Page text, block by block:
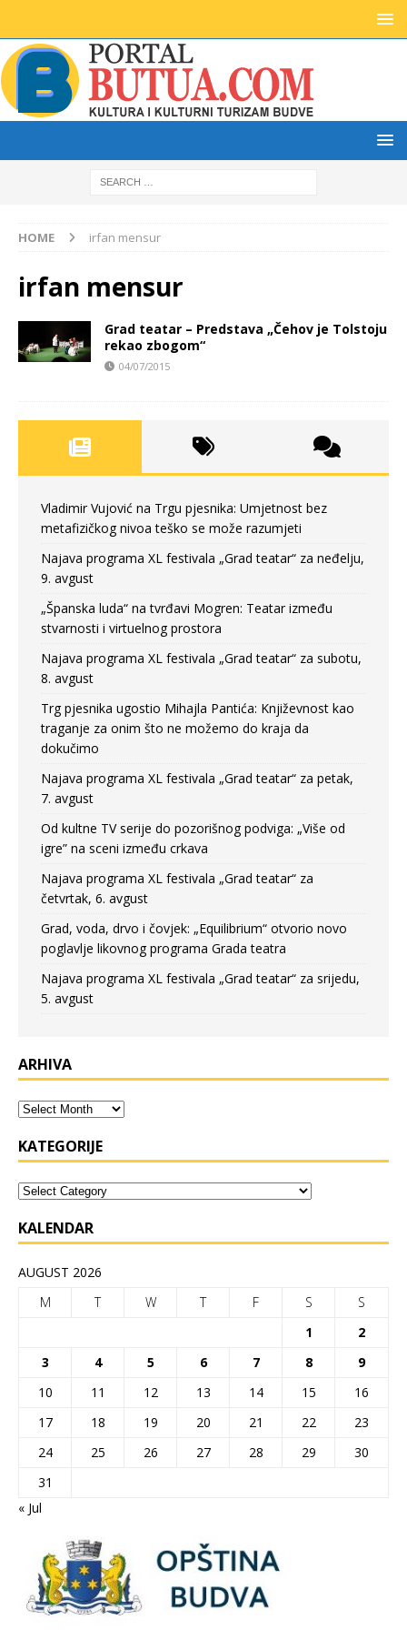
HOME irfan mensur
irfan mensur
Grad teatar – Predstava „Čehov je Tolstoju
rekao zbogom“
04/07/2015
Vladimir Vujović na Trgu pjesnika: Umjetnost bez
metafizičkog nivoa teško se može razumjeti
Najava programa XL festivala „Grad teatar“ za neđelju,
9. avgust
„Španska luda“ na tvrđavi Mogren: Teatar između
stvarnosti i virtuelnog prostora
Najava programa XL festivala „Grad teatar“ za subotu,
8. avgust
Trg pjesnika ugostio Mihajla Pantića: Književnost kao
traganje za onim što ne možemo do kraja da
dokučimo
Najava programa XL festivala „Grad teatar“ za petak,
7. avgust
Od kultne TV serije do pozorišnog podviga: „Više od
igre” na sceni između crkava
Najava programa XL festivala „Grad teatar“ za
četvrtak, 6. avgust
Grad, voda, drvo i čovjek: „Equilibrium“ otvorio novo
poglavlje likovnog programa Grada teatra
Najava programa XL festivala „Grad teatar“ za srijedu,
5. avgust
ARHIVA
KATEGORIJE
KALENDAR
AUGUST 2026
M
T W T F S
S
1
2
3
4 5 6 7 8
9
10
11 12 13 14 15
16
17
18 19 20 21 22
23
24
25 26 27 28 29
30
31
« Jul